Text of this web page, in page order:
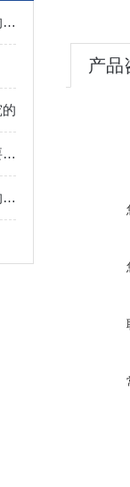
成都雨量计究竟是如何进行安装的呢？
在使用全自动雨量气象站时，需要注意以下几个事项
防爆型超声波液位计在养殖业中的应用
产品